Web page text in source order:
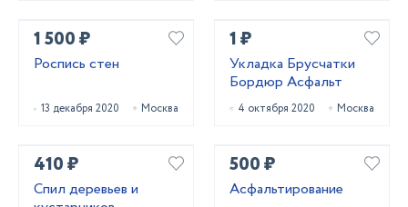
1 500 ₽
Роспись стен
13 декабря 2020 Москва
1 ₽
Укладка Брусчатки
Бордюр Асфальт
4 октября 2020 Москва
410 ₽
Cпил деревьев и
500 ₽
Асфальтирование